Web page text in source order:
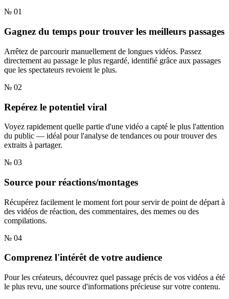
№ 01
Gagnez du temps pour trouver les meilleurs passages
Arrêtez de parcourir manuellement de longues vidéos. Passez
directement au passage le plus regardé, identifié grâce aux passages
que les spectateurs revoient le plus.
№ 02
Repérez le potentiel viral
Voyez rapidement quelle partie d'une vidéo a capté le plus l'attention
du public — idéal pour l'analyse de tendances ou pour trouver des
extraits à partager.
№ 03
Source pour réactions/montages
Récupérez facilement le moment fort pour servir de point de départ à
des vidéos de réaction, des commentaires, des memes ou des
compilations.
№ 04
Comprenez l'intérêt de votre audience
Pour les créateurs, découvrez quel passage précis de vos vidéos a été
le plus revu, une source d'informations précieuse sur votre contenu.